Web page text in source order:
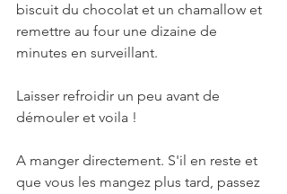
biscuit du chocolat et un chamallow et
remettre au four une dizaine de
minutes en surveillant.
Laisser refroidir un peu avant de
démouler et voila !
A manger directement. S'il en reste et
que vous les mangez plus tard, passez